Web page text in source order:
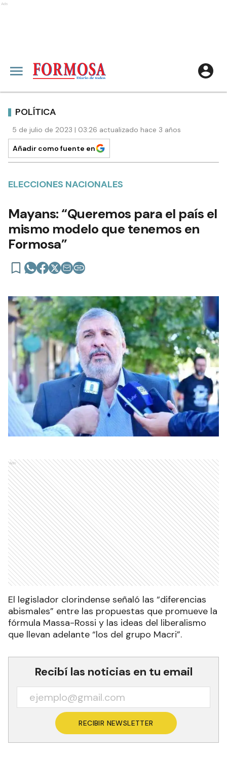
Ads
POLÍTICA
5 de julio de 2023 | 03:26 actualizado hace 3 años
Añadir como fuente en
ELECCIONES NACIONALES
Mayans: “Queremos para el país el
mismo modelo que tenemos en
Formosa”
Ads
El legislador clorindense señaló las “diferencias
abismales” entre las propuestas que promueve la
fórmula Massa-Rossi y las ideas del liberalismo
que llevan adelante “los del grupo Macri”.
Recibí las noticias en tu email
RECIBIR NEWSLETTER